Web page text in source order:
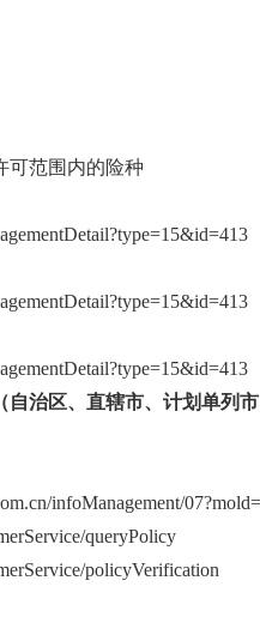
可范围内的险种
治区、直辖市、计划单列
infoManagement/
queryPolicy
policyVerification